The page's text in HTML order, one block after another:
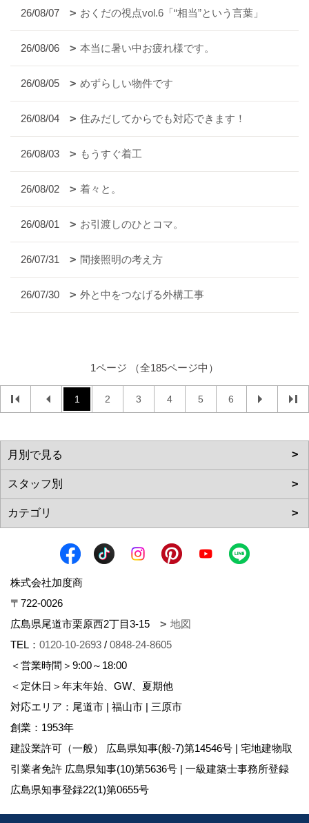
26/08/07 おくだの視点vol.6「“相当”という言葉」
26/08/06 本当に暑い中お疲れ様です。
26/08/05 めずらしい物件です
26/08/04 住みだしてからでも対応できます！
26/08/03 もうすぐ着工
26/08/02 着々と。
26/08/01 お引渡しのひとコマ。
26/07/31 間接照明の考え方
26/07/30 外と中をつなげる外構工事
1ページ （全185ページ中）
1 2 3 4 5 6
株式会社加度商
〒722-0026
広島県尾道市栗原西2丁目3-15
地図
TEL： 0120-10-2693 / 0848-24-8605
＜営業時間＞9:00～18:00
＜定休日＞年末年始、GW、夏期他
対応エリア：尾道市 | 福山市 | 三原市
創業：1953年
建設業許可（一般） 広島県知事(般-7)第14546号 | 宅地建物取
引業者免許 広島県知事(10)第5636号 | 一級建築士事務所登録
広島県知事登録22(1)第0655号